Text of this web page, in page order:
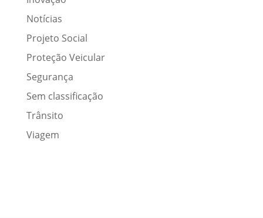
Notícias
Projeto Social
Proteção Veicular
Segurança
Sem classificação
Trânsito
Viagem